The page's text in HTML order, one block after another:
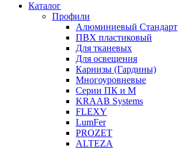
Каталог
Профили
Алюминиевый Стандарт
ПВХ пластиковый
Для тканевых
Для освещения
Карнизы (Гардины)
Многоуровневые
Серии ПК и М
KRAAB Systems
FLEXY
LumFer
PROZET
ALTEZA